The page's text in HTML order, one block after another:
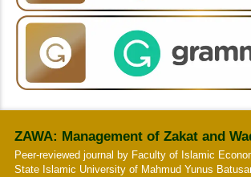
ZAWA: Management of Zakat and
Peer-reviewed journal by Faculty of Islamic
State Islamic University of Mahmud Yunus